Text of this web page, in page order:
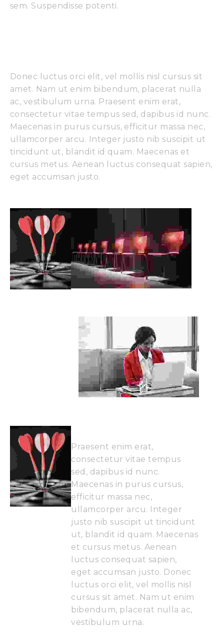
sem. Suspendisse potenti.
Donec luctus orci elit, vel mollis nisl cursus sit
amet. Nam ut enim bibendum, placerat nulla
ac, vestibulum urna. Praesent enim erat,
consectetur vitae tempus sed, dapibus id nunc.
Maecenas in purus cursus, efficitur massa nec,
ullamcorper arcu. Integer justo nib suscipit ut
tincidunt ut, blandit id quam. Maecenas et
cursus metus. Aenean luctus consequat sapien,
eget accumsan justo.
Praesent enim erat,
consectetur vitae tempus
sed, dapibus id nunc.
Maecenas in purus cursus,
efficitur massa nec,
ullamcorper arcu. Integer
justo nib suscipit ut tincidunt
ut, blandit id quam. Maecenas
et cursus metus. Aenean
luctus consequat sapien,
eget accumsan justo. Donec
luctus orci elit, vel mollis nisl
cursus sit amet. Nam ut enim
bibendum, placerat nulla ac,
vestibulum urna.